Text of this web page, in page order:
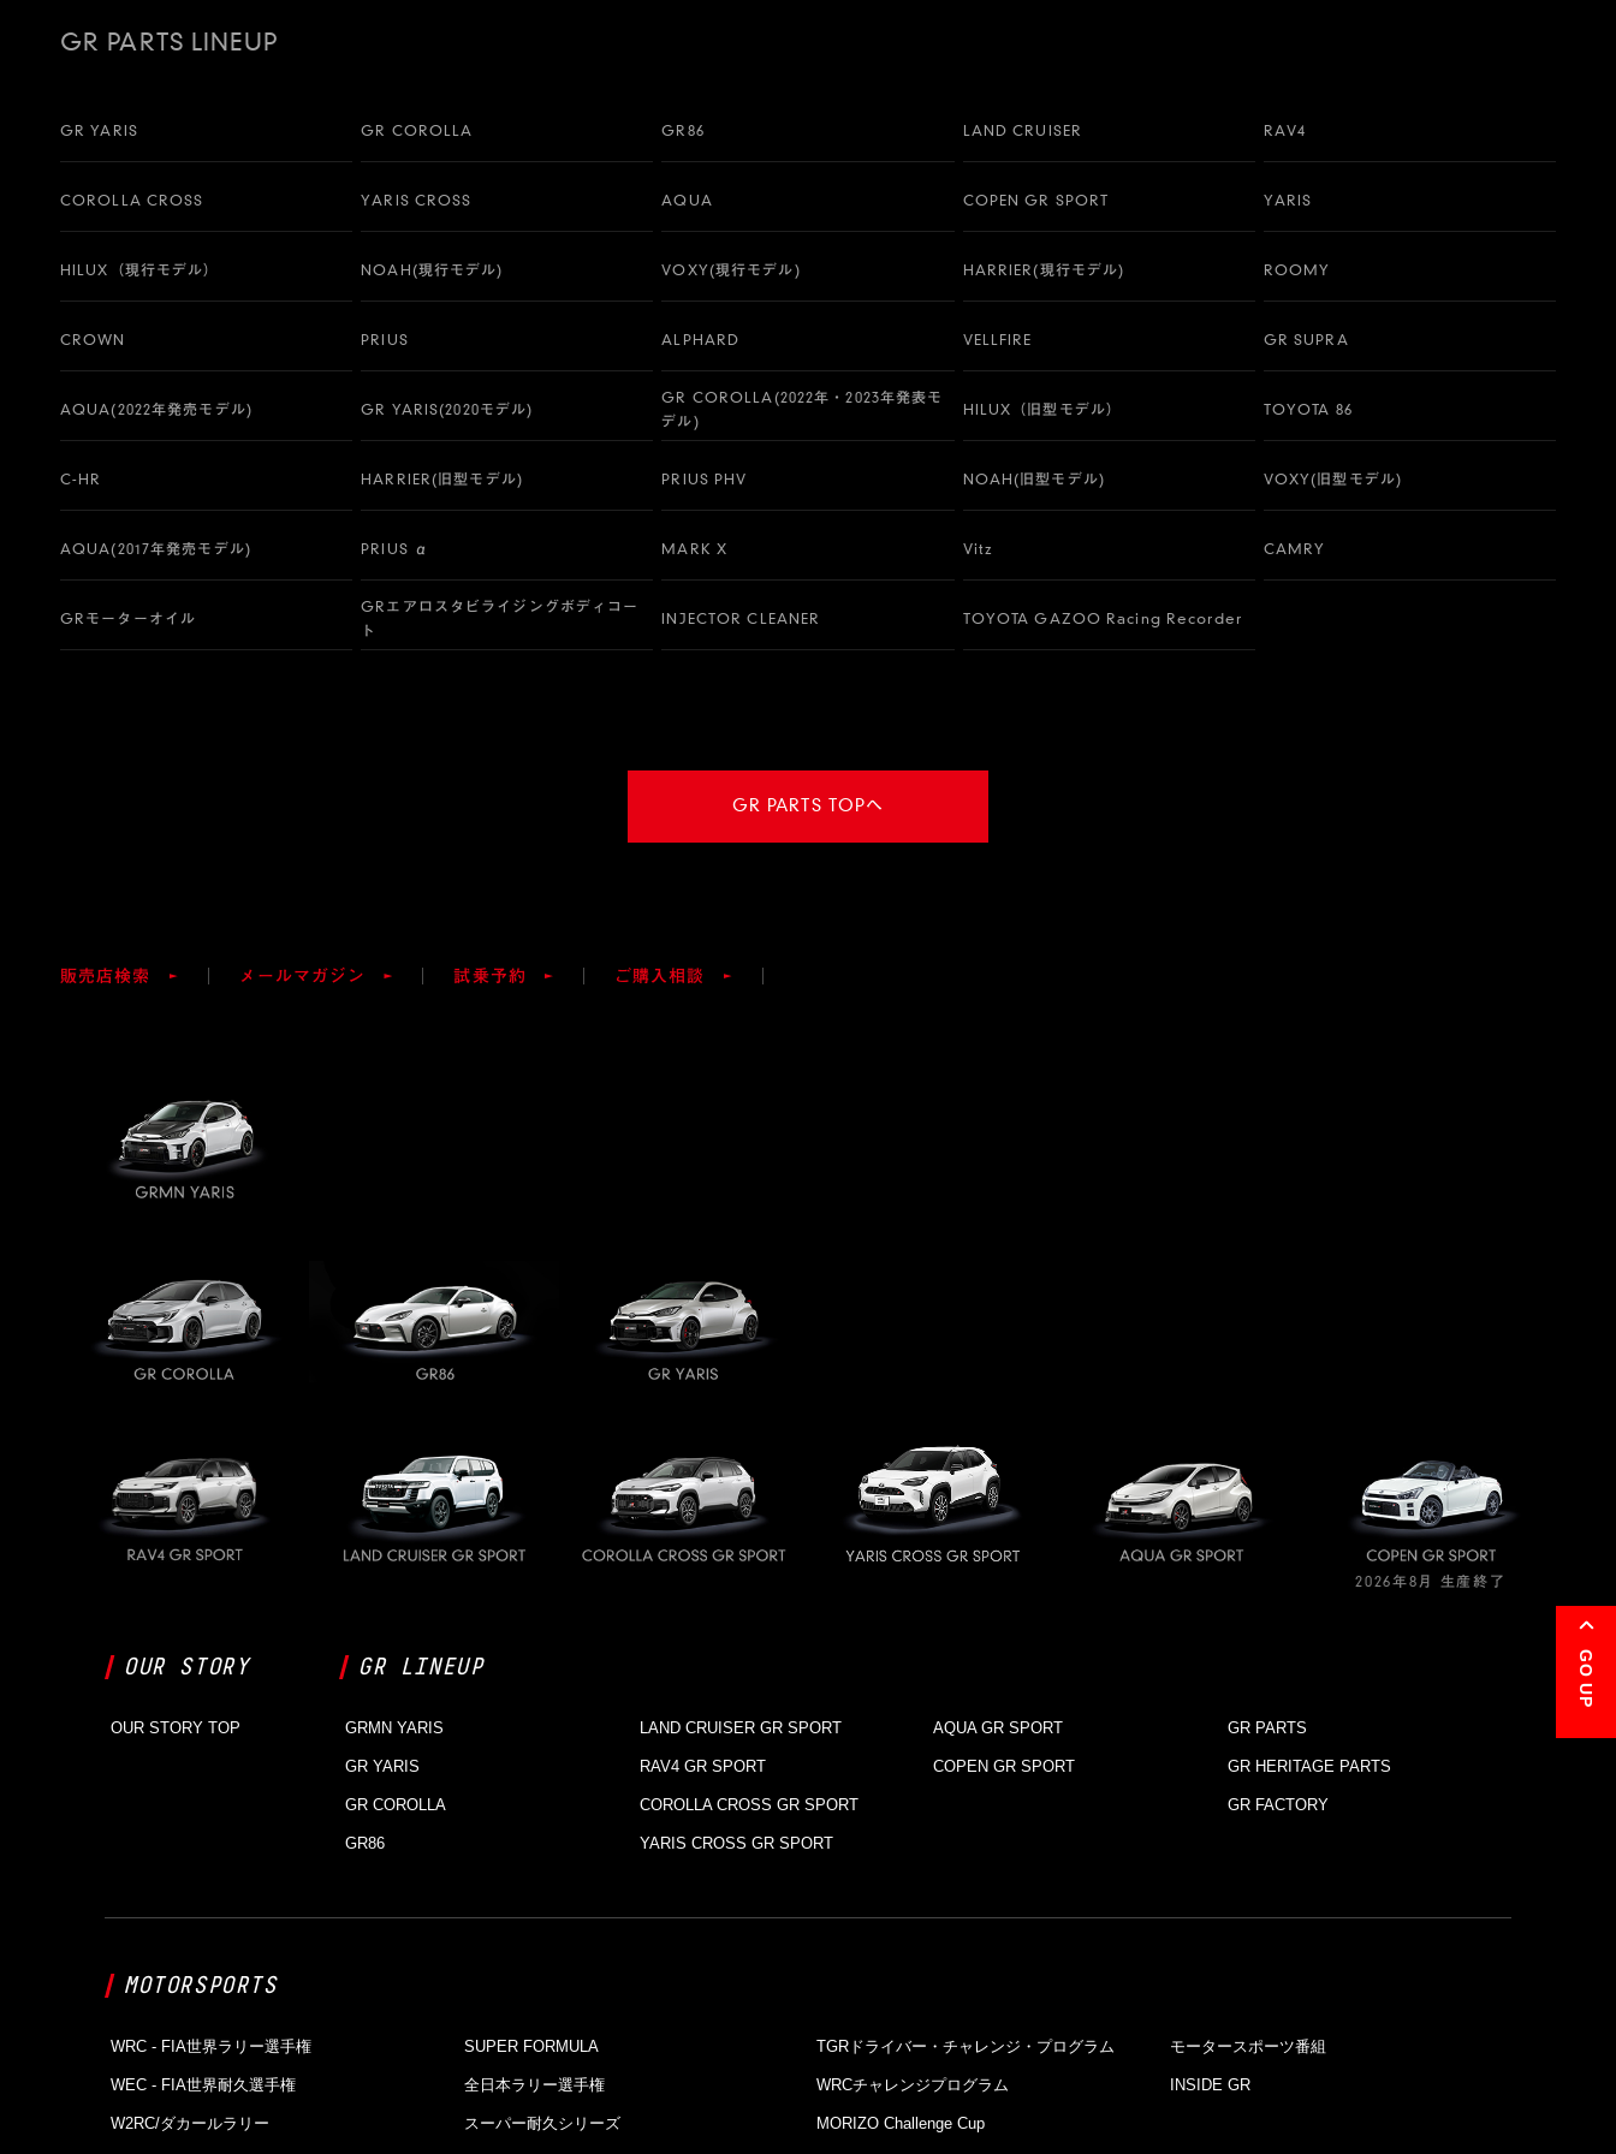
GR PARTS LINEUP
GR YARIS GR COROLLA GR86 LAND CRUISER RAV4
COROLLA CROSS YARIS CROSS AQUA COPEN GR SPORT YARIS
HILUX（現行モデル） NOAH(現行モデル) VOXY(現行モデル) HARRIER(現行モデル) ROOMY
CROWN PRIUS ALPHARD VELLFIRE GR SUPRA
AQUA(2022年発売モデル) GR YARIS(2020モデル)
GR COROLLA(2022年・2023年発表モ
デル)
HILUX（旧型モデル） TOYOTA 86
C-HR HARRIER(旧型モデル) PRIUS PHV NOAH(旧型モデル) VOXY(旧型モデル)
AQUA(2017年発売モデル) PRIUS α MARK X Vitz CAMRY
GRモーターオイル
GRエアロスタビライジングボディコー
ト
INJECTOR CLEANER TOYOTA GAZOO Racing Recorder
GR PARTS TOPへ
販売店検索 メールマガジン 試乗予約 ご購入相談
2026年8月 生産終了
OUR STORY
OUR STORY TOP
GR LINEUP
GRMN YARIS
GR YARIS
GR COROLLA
GR86
LAND CRUISER GR SPORT
RAV4 GR SPORT
COROLLA CROSS GR SPORT
YARIS CROSS GR SPORT
AQUA GR SPORT
COPEN GR SPORT
GR PARTS
GR HERITAGE PARTS
GR FACTORY
MOTORSPORTS
WRC - FIA世界ラリー選⼿権
WEC - FIA世界耐久選⼿権
W2RC/ダカールラリー
SUPER FORMULA
全日本ラリー選⼿権
スーパー耐久シリーズ
TGRドライバー・チャレンジ・プログラム
WRCチャレンジプログラム
MORIZO Challenge Cup
モータースポーツ番組
INSIDE GR
GO UP